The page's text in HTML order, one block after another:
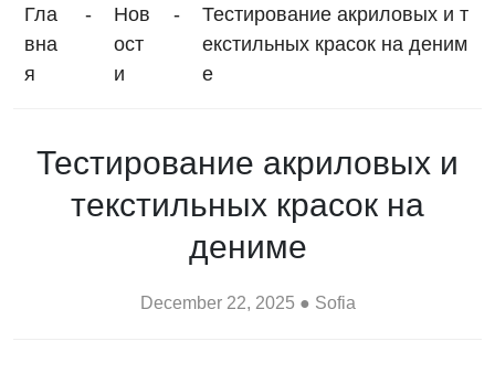
Гла
вна
я
-
Нов
ост
и
-
Тестирование акриловых и т
екстильных красок на деним
е
Тестирование акриловых и
текстильных красок на
дениме
December 22, 2025 ● Sofia